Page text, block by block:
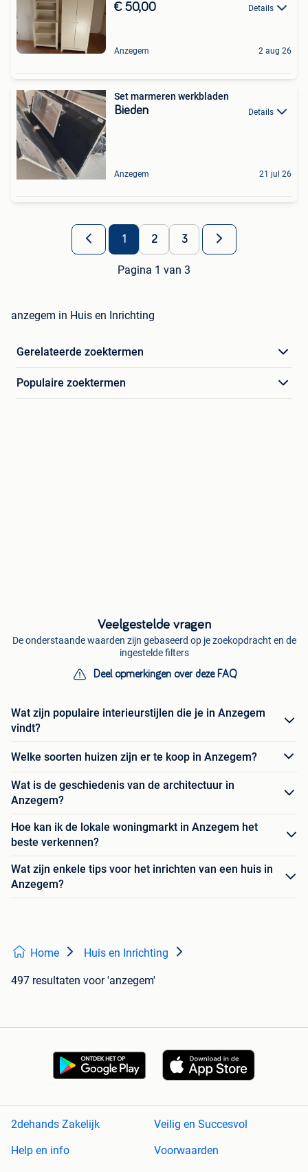
€ 50,00 Details
Anzegem 2 aug 26
Set marmeren werkbladen
Bieden Details
Anzegem 21 jul 26
1 2 3
Pagina 1 van 3
anzegem in Huis en Inrichting
Gerelateerde zoektermen
Populaire zoektermen
Veelgestelde vragen
De onderstaande waarden zijn gebaseerd op je zoekopdracht en de
ingestelde filters
Deel opmerkingen over deze FAQ
Wat zijn populaire interieurstijlen die je in Anzegem
vindt?
Welke soorten huizen zijn er te koop in Anzegem?
Wat is de geschiedenis van de architectuur in
Anzegem?
Hoe kan ik de lokale woningmarkt in Anzegem het
beste verkennen?
Wat zijn enkele tips voor het inrichten van een huis in
Anzegem?
Home Huis en Inrichting
497 resultaten voor 'anzegem'
2dehands Zakelijk
Veilig en Succesvol
Help en info
Voorwaarden